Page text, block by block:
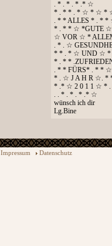
. * . * . * .* ☆
* . * * . * ☆ * ☆ *
. * * ALLES * . * *
* . * * ☆ *GUTE
☆ VOR ☆ *
. * . ☆
* * . * ☆ UND ☆
* . * *
. * * FÜRS* . * * ☆
* . ☆ J A H R ☆. *
* .* ☆ 2 0 1 1 ☆ *
. . * . * . * .* ☆
wünsch ich dir
Lg.Bine
Impressum Datenschutz